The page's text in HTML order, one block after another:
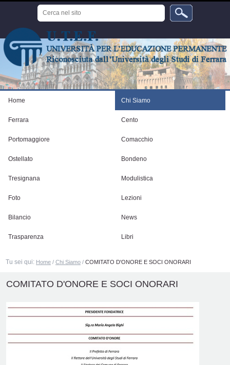
Cerca
nel
sito
Home Chi Siamo
Ferrara Cento
Portomaggiore Comacchio
Ostellato Bondeno
Tresignana Modulistica
Foto Lezioni
Bilancio News
Trasparenza Libri
Tu sei qui: Home /Chi Siamo /COMITATO D'ONORE E SOCI ONORARI
COMITATO D'ONORE E SOCI ONORARI